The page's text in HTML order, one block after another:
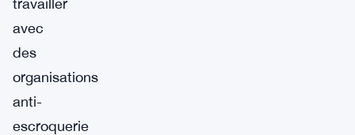
travailler
avec
des
organisations
anti-
escroquerie